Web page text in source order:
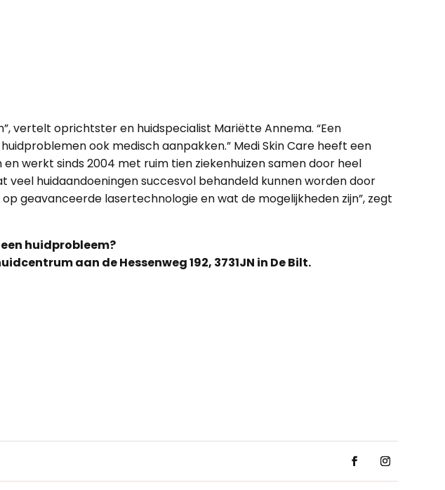
vertelt oprichtster en huidspecialist Mariëtte Annema. “Een
ook medisch aanpakken.” Medi Skin Care heeft een
werkt sinds 2004 met ruim tien ziekenhuizen samen door heel
huidaandoeningen succesvol behandeld kunnen worden door
geavanceerde lasertechnologie en wat de mogelijkheden zijn”, zegt
huidprobleem?
aan de Hessenweg 192, 3731JN in De Bilt.